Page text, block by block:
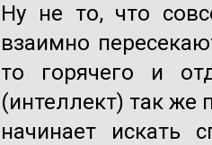
Ну не то, что
взаимно
то горячего и
(интеллект) так же
начинает искать